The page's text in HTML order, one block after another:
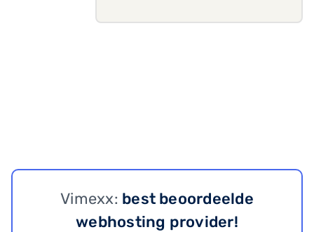
Vimexx: best beoordeelde
webhosting provider!